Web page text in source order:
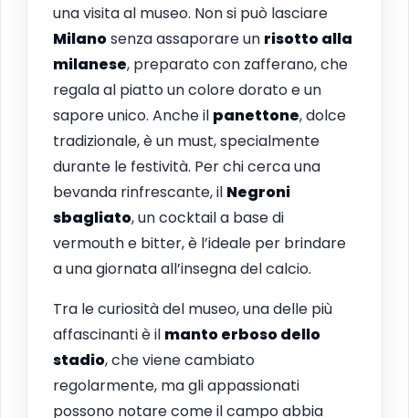
una visita al museo. Non si può lasciare
Milanosenza assaporare un risotto alla
milanese, preparato con zafferano, che
regala al piatto un colore dorato e un
sapore unico. Anche il panettone, dolce
tradizionale, è un must, specialmente
durante le festività. Per chi cerca una
bevanda rinfrescante, il Negroni
sbagliato, un cocktail a base di
vermouth e bitter, è l’ideale per brindare
a una giornata all’insegna del calcio.
Tra le curiosità del museo, una delle più
affascinanti è il manto erboso dello
stadio, che viene cambiato
regolarmente, ma gli appassionati
possono notare come il campo abbia